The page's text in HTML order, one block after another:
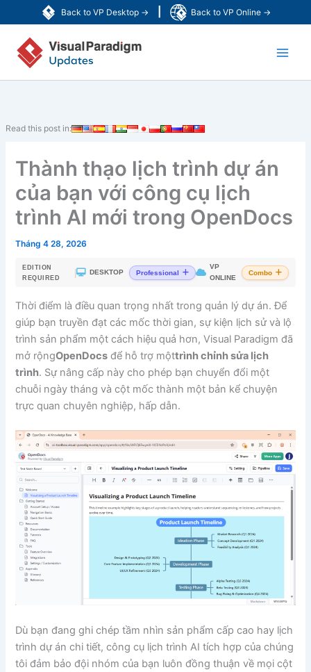
Back to VP Desktop → Back to VP Online →
tới
dung
Read this post in:
Thành thạo lịch trình dự án
của bạn với công cụ lịch
trình AI mới trong OpenDocs
Tháng 4 28, 2026
EDITION
REQUIRED
DESKTOP Professional
VP
ONLINE
Combo
Thời điểm là điều quan trọng nhất trong quản lý dự án. Để
giúp bạn truyền đạt các mốc thời gian, sự kiện lịch sử và lộ
trình sản phẩm một cách hiệu quả hơn, Visual Paradigm đã
mở rộngOpenDocs để hỗ trợ mộttrình chỉnh sửa lịch
trình. Sự nâng cấp này cho phép bạn chuyển đổi một
chuỗi ngày tháng và cột mốc thành một bản kể chuyện
trực quan chuyên nghiệp, hấp dẫn.
Dù bạn đang ghi chép tầm nhìn sản phẩm cấp cao hay lịch
trình dự án chi tiết, công cụ lịch trình AI tích hợp của chúng
tôi đảm bảo đội nhóm của bạn luôn đồng thuận về mọi cột